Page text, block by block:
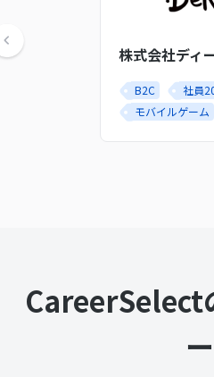
B2C
社員
モバイルゲーム
CareerSelect
ー